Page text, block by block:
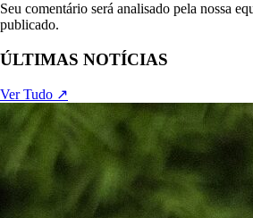
Seu comentário será analisado pela nossa
publicado.
ÚLTIMAS NOTÍCIAS
Ver Tudo ↗